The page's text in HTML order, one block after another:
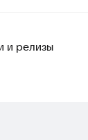
и релизы